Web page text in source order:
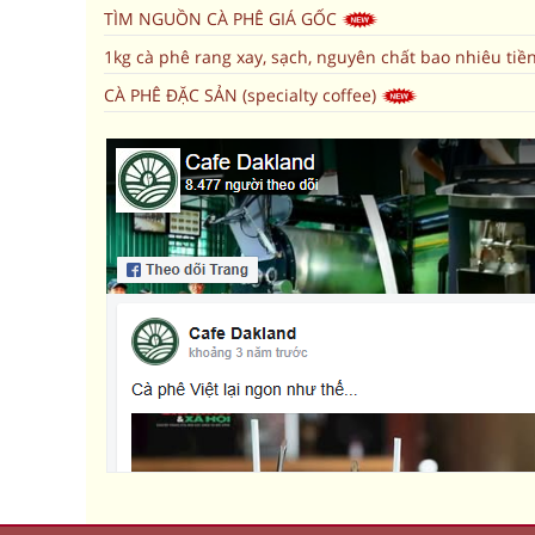
TÌM NGUỒN CÀ PHÊ GIÁ GỐC
1kg cà phê rang xay, sạch, nguyên chất bao nhiêu
CÀ PHÊ ĐẶC SẢN (specialty coffee)